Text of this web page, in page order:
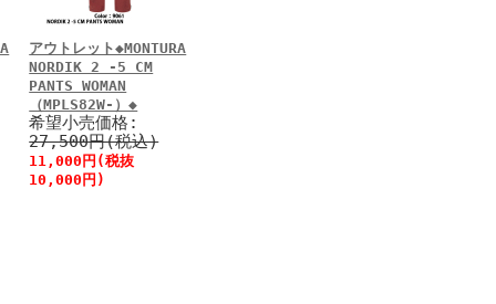
アウトレット◆MONTURA
NORDIK 2 -5 CM
PANTS WOMAN
（MPLS82W-）◆
希望小売価格:
27,500円(税込)
11,000円(税抜
10,000円)